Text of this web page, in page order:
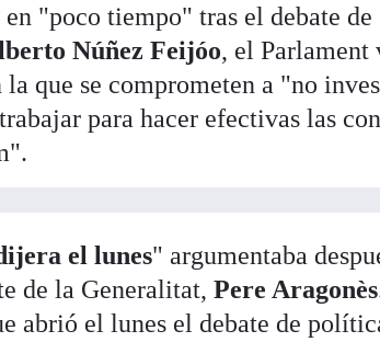
"poco tiempo" tras el debate de
Núñez Feijóo, el Parlament
que se comprometen a "no
para hacer efectivas las
el lunes" argumentaba
de la Generalitat,Pere Aragonès
abrió el lunes el debate de